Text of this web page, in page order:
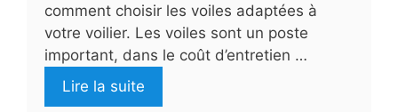
comment choisir les voiles adaptées à
votre voilier. Les voiles sont un poste
important, dans le coût d’entretien …
Lire la suite